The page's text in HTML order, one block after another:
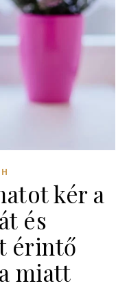
kér a
és
érintő
miatt